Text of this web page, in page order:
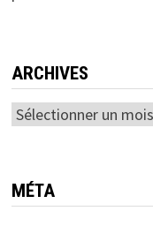
ARCHIVES
Archives
MÉTA